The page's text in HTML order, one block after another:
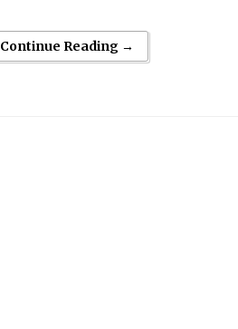
Continue Reading →